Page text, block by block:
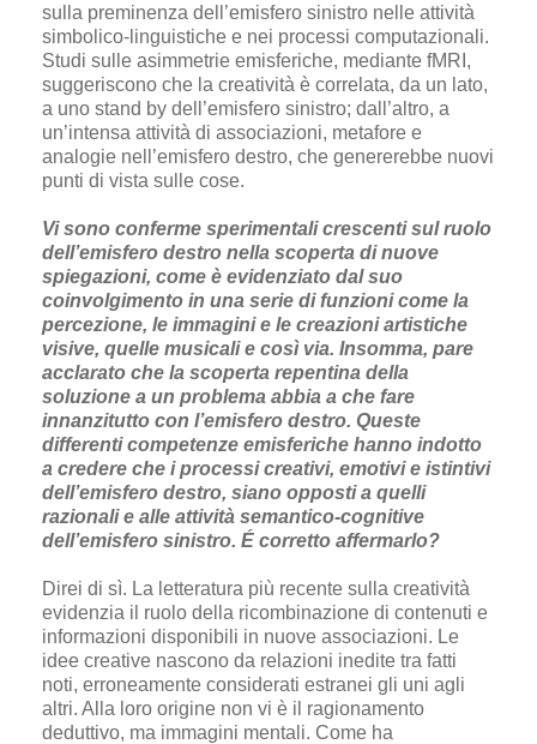
sulla preminenza dell’emisfero sinistro nelle attività
simbolico-linguistiche e nei processi computazionali.
Studi sulle asimmetrie emisferiche, mediante fMRI,
suggeriscono che la creatività è correlata, da un lato,
a uno stand by dell’emisfero sinistro; dall’altro, a
un’intensa attività di associazioni, metafore e
analogie nell’emisfero destro, che genererebbe nuovi
punti di vista sulle cose.
Vi sono conferme sperimentali crescenti sul ruolo
dell’emisfero destro nella scoperta di nuove
spiegazioni, come è evidenziato dal suo
coinvolgimento in una serie di funzioni come la
percezione, le immagini e le creazioni artistiche
visive, quelle musicali e così via. Insomma, pare
acclarato che la scoperta repentina della
soluzione a un problema abbia a che fare
innanzitutto con l’emisfero destro. Queste
differenti competenze emisferiche hanno indotto
a credere che i processi creativi, emotivi e istintivi
dell’emisfero destro, siano opposti a quelli
razionali e alle attività semantico-cognitive
dell’emisfero sinistro. É corretto affermarlo?
Direi di sì. La letteratura più recente sulla creatività
evidenzia il ruolo della ricombinazione di contenuti e
informazioni disponibili in nuove associazioni. Le
idee creative nascono da relazioni inedite tra fatti
noti, erroneamente considerati estranei gli uni agli
altri. Alla loro origine non vi è il ragionamento
deduttivo, ma immagini mentali. Come ha